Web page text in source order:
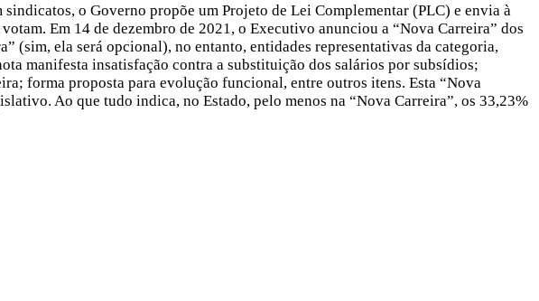
o Governo propõe um Projeto de Lei Complementar (PLC) e envia à
Em 14 de dezembro de 2021, o Executivo anunciou a “Nova Carreira” dos
(sim, ela será opcional), no entanto, entidades representativas da categoria,
manifesta insatisfação contra a substituição dos salários por subsídios;
forma proposta para evolução funcional, entre outros itens. Esta “Nova
Ao que tudo indica, no Estado, pelo menos na “Nova Carreira”, os 33,23%